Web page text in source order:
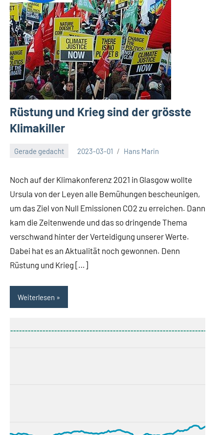
Rüstung und Krieg sind der grösste
Klimakiller
Gerade gedacht 2023-03-01 Hans Marin
Noch auf der Klimakonferenz 2021 in Glasgow wollte
Ursula von der Leyen alle Bemühungen bescheunigen,
um das Ziel von Null Emissionen CO2 zu erreichen. Dann
kam die Zeitenwende und das so dringende Thema
verschwand hinter der Verteidigung unserer Werte.
Dabei hat es an Aktualität noch gewonnen. Denn
Rüstung und Krieg […]
Weiterlesen